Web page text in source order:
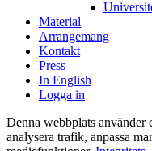
Material
Arrangemang
Kontakt
Press
In English
Logga in
Denna webbplats använder
analysera trafik, anpassa